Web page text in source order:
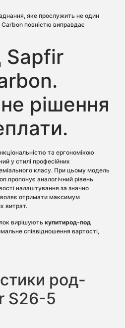
яке прослужить не один
повністю виправдає
Sapfir
рішення
та ергономікою
у стилі професійних
класу. При цьому модель
пропонує аналогічний рівень
налаштування за значно
отримати максимум
витрат.
вирішують купитирод-под
співвідношення вартості,
род-
S26-5